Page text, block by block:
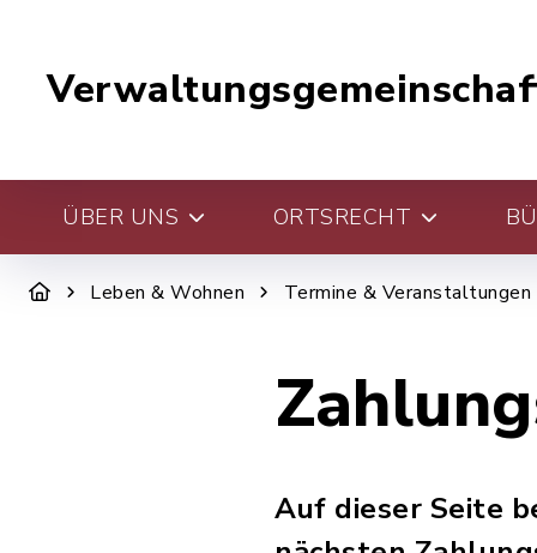
ÜBER UNS ORTSRECHT
Leben & Wohnen Termine & Veranstaltungen
Auf dieser Seite